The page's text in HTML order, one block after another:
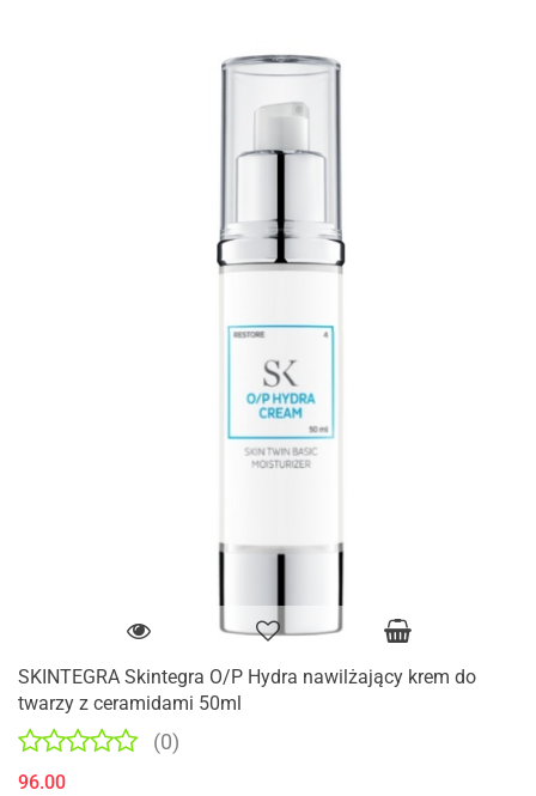
SKINTEGRA Skintegra O/P Hydra nawilżający krem do
twarzy z ceramidami 50ml
(0)
96.00